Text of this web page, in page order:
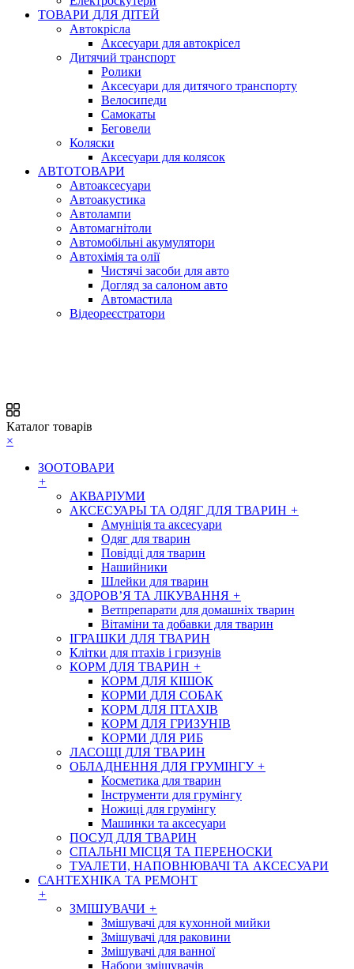
ТОВАРИ ДЛЯ ДІТЕЙ
Автокрісла
Аксесуари для автокрісел
Дитячий транспорт
Ролики
Аксесуари для дитячого транспорту
Велосипеди
Самокаты
Беговели
Коляски
Аксесуари для колясок
АВТОТОВАРИ
Автоаксесуари
Автоакустика
Автолампи
Автомагнітоли
Автомобільні акумулятори
Автохімія та олії
Чистячі засоби для авто
Догляд за салоном авто
Автомастила
Відеореєстратори
Каталог товарів
×
ЗООТОВАРИ
+
АКВАРІУМИ
АКСЕСУАРЫ ТА ОДЯГ ДЛЯ ТВАРИН +
Амуніція та аксесуари
Одяг для тварин
Повідці для тварин
Нашийники
Шлейки для тварин
ЗДОРОВ’Я ТА ЛІКУВАННЯ +
Ветпрепарати для домашніх тварин
Вітаміни та добавки для тварин
ІГРАШКИ ДЛЯ ТВАРИН
Клітки для птахів і гризунів
КОРМ ДЛЯ ТВАРИН +
КОРМ ДЛЯ КІШОК
КОРМИ ДЛЯ СОБАК
КОРМ ДЛЯ ПТАХІВ
КОРМ ДЛЯ ГРИЗУНІВ
КОРМИ ДЛЯ РИБ
ЛАСОЩІ ДЛЯ ТВАРИН
ОБЛАДНЕННЯ ДЛЯ ГРУМІНГУ +
Косметика для тварин
Інструменти для грумінгу
Ножиці для грумінгу
Машинки та аксесуари
ПОСУД ДЛЯ ТВАРИН
СПАЛЬНІ МІСЦЯ ТА ПЕРЕНОСКИ
ТУАЛЕТИ, НАПОВНЮВАЧІ ТА АКСЕСУАРИ
САНТЕХНІКА ТА РЕМОНТ
+
ЗМІШУВАЧИ +
Змішувачі для кухонной мийки
Змішувачі для раковини
Змішувачі для ванної
Набори змішувачів